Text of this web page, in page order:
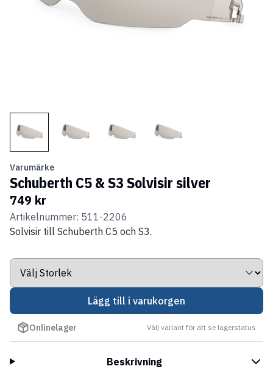
Varumärke
Schuberth C5 & S3 Solvisir silver
749 kr
Artikelnummer: 511-2206
Solvisir till Schuberth C5 och S3.
Lägg till i varukorgen
Onlinelager Välj variant för att se lagerstatus
Beskrivning